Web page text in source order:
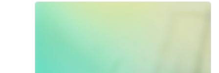
Imagem do curso" Mulheres Indígenas e seus